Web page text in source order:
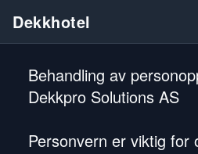
Dekkhotel
Behandling av
Dekkpro Solutions AS
Personvern er viktig for